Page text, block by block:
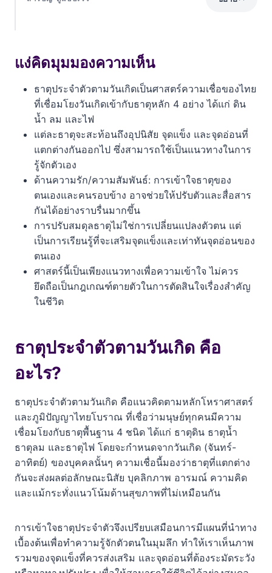
ธาตุประจำตัวตามวันเกิด คืออะไร?
วิธีดูธาตุประจำตัวจากวันเกิด (ตามตำราไทย)
ลักษณะนิสัยตามธาตุทั้ง 4
คนธาตุไฟ (เกิดวันอาทิตย์, วันอังคาร)
คนธาตุน้ำ (เกิดวันจันทร์, วันศุกร์)
คนธาตุดิน (เกิดวันพุธกลางวัน, วันเสาร์)
คนธาตุลม (เกิดวันพุธกลางคืน, วันพฤหัสบดี)
วิธีปรับสมดุลธาตุเพื่อเสริมสร้างชีวิต
โปรดใช้วิจารณญาณ
ดูเรื่องแนะนำเพิ่มเติม
ธาตุประจำตัวตามวันเกิดเชื่อถือได้แค่ไหน?
ถ้าเกิดวันพุธกลางคืน ต้องดูธาตุอะไร?
เราสามารถเปลี่ยนธาตุประจำตัวได้หรือไม่?
แง่คิดมุมมองความเห็น
ธาตุประจำตัวตามวันเกิดเป็นศาสตร์ความเชื่อของไทย
ที่เชื่อมโยงวันเกิดเข้ากับธาตุหลัก 4 อย่าง ได้แก่ ดิน
น้ำ ลม และไฟ
แต่ละธาตุจะสะท้อนถึงอุปนิสัย จุดแข็ง และจุดอ่อนที่
แตกต่างกันออกไป ซึ่งสามารถใช้เป็นแนวทางในการ
รู้จักตัวเอง
ด้านความรัก/ความสัมพันธ์: การเข้าใจธาตุของ
ตนเองและคนรอบข้าง อาจช่วยให้ปรับตัวและสื่อสาร
กันได้อย่างราบรื่นมากขึ้น
การปรับสมดุลธาตุไม่ใช่การเปลี่ยนแปลงตัวตน แต่
เป็นการเรียนรู้ที่จะเสริมจุดแข็งและเท่าทันจุดอ่อนของ
ตนเอง
ศาสตร์นี้เป็นเพียงแนวทางเพื่อความเข้าใจ ไม่ควร
ยึดถือเป็นกฎเกณฑ์ตายตัวในการตัดสินใจเรื่องสำคัญ
ในชีวิต
ธาตุประจำตัวตามวันเกิด คือ
อะไร?
ธาตุประจำตัวตามวันเกิด คือแนวคิดตามหลักโหราศาสตร์
และภูมิปัญญาไทยโบราณ ที่เชื่อว่ามนุษย์ทุกคนมีความ
เชื่อมโยงกับธาตุพื้นฐาน 4 ชนิด ได้แก่ ธาตุดิน ธาตุน้ำ
ธาตุลม และธาตุไฟ โดยจะกำหนดจากวันเกิด (จันทร์-
อาทิตย์) ของบุคคลนั้นๆ ความเชื่อนี้มองว่าธาตุที่แตกต่าง
กันจะส่งผลต่อลักษณะนิสัย บุคลิกภาพ อารมณ์ ความคิด
และแม้กระทั่งแนวโน้มด้านสุขภาพที่ไม่เหมือนกัน
การเข้าใจธาตุประจำตัวจึงเปรียบเสมือนการมีแผนที่นำทาง
เบื้องต้นเพื่อทำความรู้จักตัวตนในมุมลึก ทำให้เราเห็นภาพ
รวมของจุดแข็งที่ควรส่งเสริม และจุดอ่อนที่ต้องระมัดระวัง